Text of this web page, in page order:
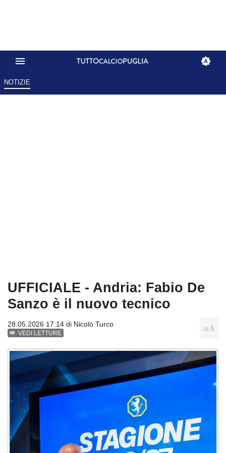
NOTIZIE
UFFICIALE - Andria: Fabio De
Sanzo è il nuovo tecnico
28.05.2026 17:14 di Nicolò Turco
VEDI LETTURE